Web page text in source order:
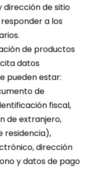
de sitio
a los
de productos
datos
pueden estar:
de
fiscal,
de extranjero,
residencia),
dirección
y datos de pago